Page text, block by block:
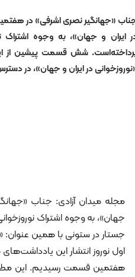
«جهانگیر نصری اشرفی» در
ایران و جهان»، به وجوه
شش قسمت پیشین از
در ایران و جهان»، در
مجله میدان آزادی: جناب
جهان»، به وجوه اشتراک
جستار در ستونی با همین عنوان:
اول نوروز انتشار این
هفتمین قسمت رسیدیم. این